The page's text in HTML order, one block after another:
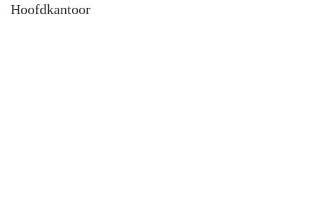
Hoofdkantoor